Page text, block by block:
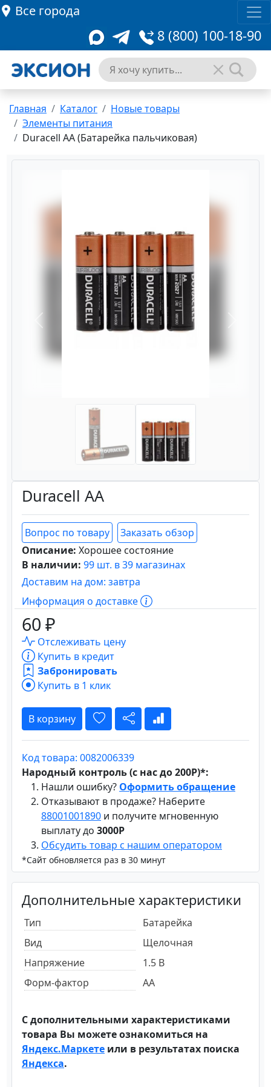
Все города
8 (800) 100-18-90
Главная Каталог
Новые товары
Элементы питания
Duracell AA (Батарейка пальчиковая)
Duracell AA
Вопрос по товару
Заказать обзор
Описание: Хорошее состояние
В наличии: 99 шт. в 39 магазинах
Доставим на дом: завтра
Информация о доставке
60 ₽
Отслеживать цену
Купить в кредит
Забронировать
Купить в 1 клик
В корзину
Код товара: 0082006339
Народный контроль (с нас до 200Р)*:
Нашли ошибку? Оформить обращение
Отказывают в продаже? Наберите
88001001890 и получите мгновенную
выплату до 3000Р
Обсудить товар с нашим оператором
*Сайт обновляется раз в 30 минут
Дополнительные характеристики
Тип
Батарейка
Вид
Щелочная
Напряжение
1.5 В
Форм-фактор
AA
С дополнительными характеристиками
товара Вы можете ознакомиться на
Яндекс.Маркете или в результатах поиска
Яндекса.